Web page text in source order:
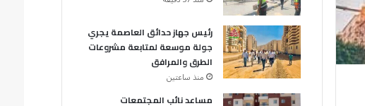
رئيس جهاز حدائق العاصمة يجري
جولة موسعة لمتابعة مشروعات
الطرق والمرافق
منذ ساعتين
مساعد نائب المجتمعات